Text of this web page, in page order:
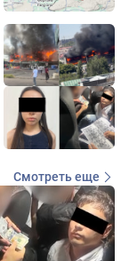
Смотреть еще